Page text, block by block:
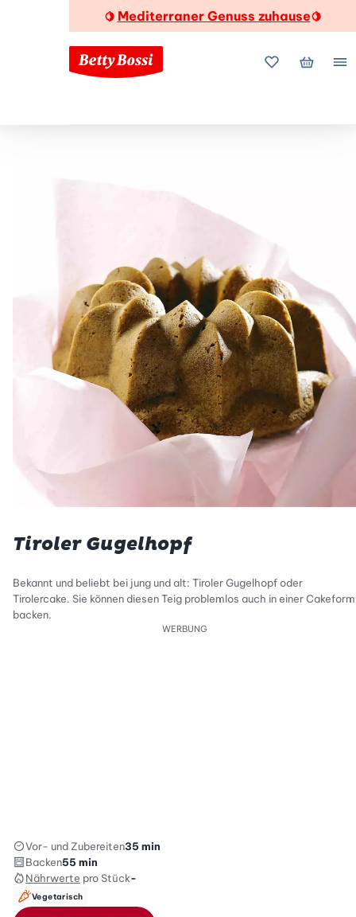
🍋 Mediterraner Genuss zuhause🍋
MeineMein
Tiroler Gugelhopf
Bekannt und beliebt bei jung und alt: Tiroler Gugelhopf oder
Tirolercake. Sie können diesen Teig problemlos auch in einer Cakeform
backen.
WERBUNG
Vor- und Zubereiten35 min
Backen55 min
Nährwerte pro Stück-
Vegetarisch